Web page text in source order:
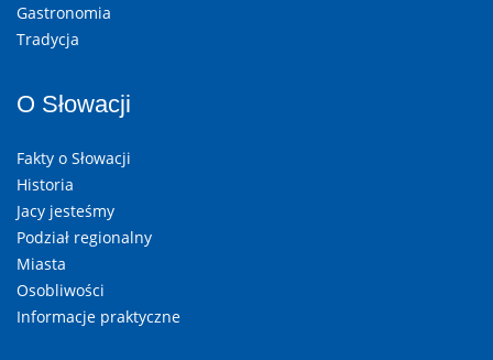
Gastronomia
Tradycja
O Słowacji
Fakty o Słowacji
Historia
Jacy jesteśmy
Podział regionalny
Miasta
Osobliwości
Informacje praktyczne